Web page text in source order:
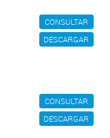
CONSULTAR
DESCARGAR
CONSULTAR
DESCARGAR